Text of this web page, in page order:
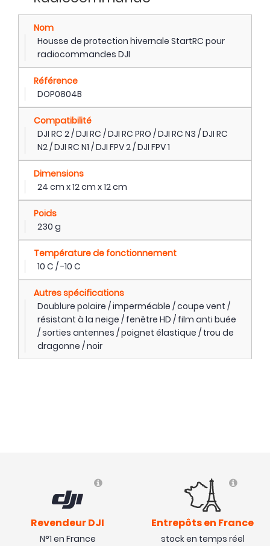
Nom
Housse de protection hivernale StartRC pour
radiocommandes DJI
Référence
DOP0804B
Compatibilité
DJI RC 2 / DJI RC / DJI RC PRO / DJI RC N3 / DJI RC
N2 / DJI RC N1 / DJI FPV 2 / DJI FPV 1
Dimensions
24 cm x 12 cm x 12 cm
Poids
230 g
Température de fonctionnement
10 C / -10 C
Autres spécifications
Doublure polaire / imperméable / coupe vent /
résistant à la neige / fenêtre HD / film anti buée
/ sorties antennes / poignet élastique / trou de
dragonne / noir
Revendeur DJI
N°1 en France
Entrepôts en France
stock en temps réel